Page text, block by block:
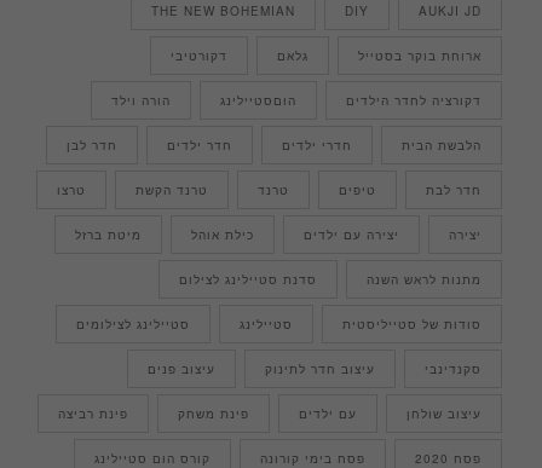
AUKJI JD
DIY
THE NEW BOHEMIAN
ארוחת בוקר בסטייל גלאם דקורטיבי
דקורציה לחדר הילדים הוםסטיילינג הורה וילד
הלבשת הבית חדרי ילדים חדר ילדים חדר לבן
חדר לבת טיפים טרנד טרנד הקשת טרצו
יצירה יצירה עם ילדים כילת אוהל מיטת ברזל
מתנות לראש השנה סדנת סטיילינג לצילום
סודות של סטייליסטית סטיילינג סטיילינג לצילומים
סקנדינבי עיצוב חדר לתינוק עיצוב פנים
עיצוב שולחן עם ילדים פינת משחק פינת רביצה
פסח 2020 פסח בימי קורונה קורס הום סטיילינג